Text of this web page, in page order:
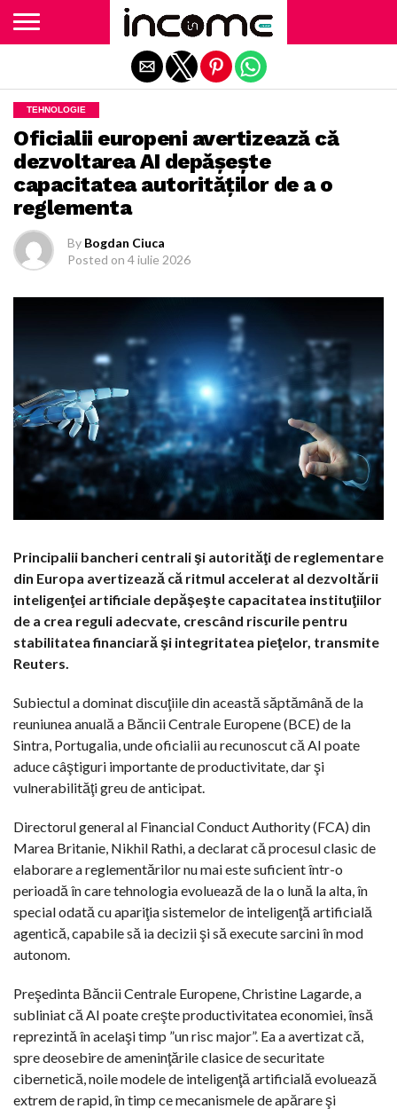
TEHNOLOGIE
Oficialii europeni avertizează că
dezvoltarea AI depăşeşte
capacitatea autorităţilor de a o
reglementa
By Bogdan Ciuca
Posted on 4 iulie 2026
Principalii bancheri centrali şi autorităţi de reglementare
din Europa avertizează că ritmul accelerat al dezvoltării
inteligenţei artificiale depăşeşte capacitatea instituţiilor
de a crea reguli adecvate, crescând riscurile pentru
stabilitatea financiară şi integritatea pieţelor, transmite
Reuters.
Subiectul a dominat discuţiile din această săptămână de la
reuniunea anuală a Băncii Centrale Europene (BCE) de la
Sintra, Portugalia, unde oficialii au recunoscut că AI poate
aduce câştiguri importante de productivitate, dar şi
vulnerabilităţi greu de anticipat.
Directorul general al Financial Conduct Authority (FCA) din
Marea Britanie, Nikhil Rathi, a declarat că procesul clasic de
elaborare a reglementărilor nu mai este suficient într-o
perioadă în care tehnologia evoluează de la o lună la alta, în
special odată cu apariţia sistemelor de inteligenţă artificială
agentică, capabile să ia decizii şi să execute sarcini în mod
autonom.
Preşedinta Băncii Centrale Europene, Christine Lagarde, a
subliniat că AI poate creşte productivitatea economiei, însă
reprezintă în acelaşi timp ”un risc major”. Ea a avertizat că,
spre deosebire de ameninţările clasice de securitate
cibernetică, noile modele de inteligenţă artificială evoluează
extrem de rapid, în timp ce mecanismele de apărare şi
Exit mobile version